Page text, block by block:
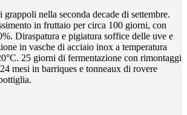
grappoli nella seconda decade di settembre.
in fruttaio per circa 100 giorni, con
Diraspatura e pigiatura soffice delle uve e
in vasche di acciaio inox a temperatura
25 giorni di fermentazione con rimontaggi
mesi in barriques e tonneaux di rovere